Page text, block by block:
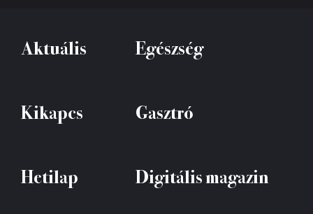
Aktuális Egészség
Kikapcs Gasztró
Hetilap Digitális magazin